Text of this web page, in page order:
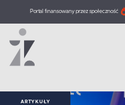
Portal finansowany przez społeczność
ARTYKUŁY